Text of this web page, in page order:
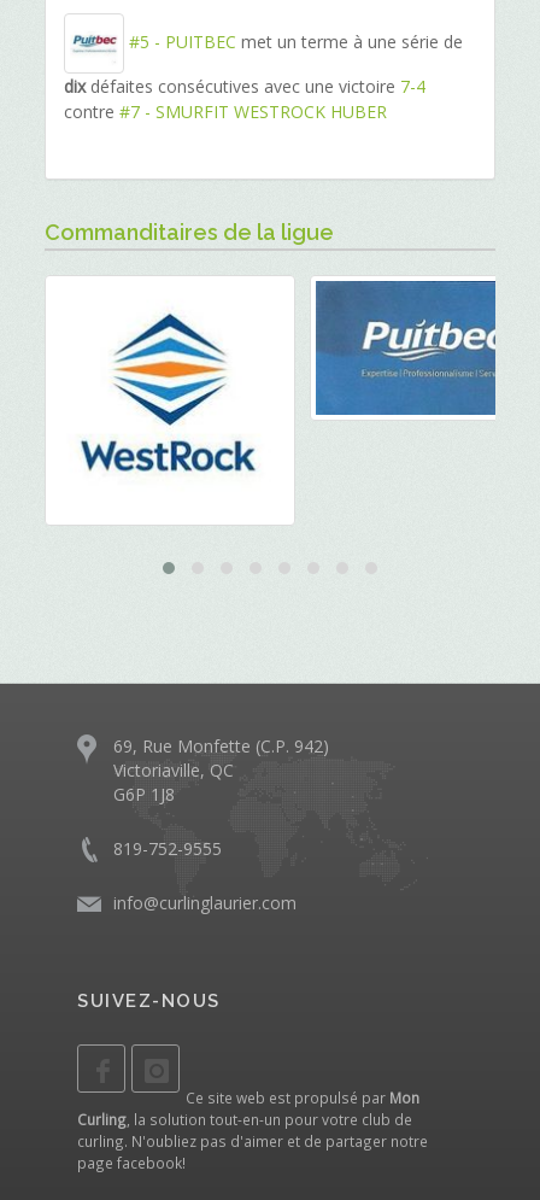
#5 - PUITBEC met un terme à une série de
dixdéfaites consécutives avec une victoire 7-4
contre#7 - SMURFIT WESTROCK HUBER
Commanditaires de la ligue
69, Rue Monfette (C.P. 942)
Victoriaville, QC
G6P 1J8
819-752-9555
info@curlinglaurier.com
SUIVEZ-NOUS
Ce site web est propulsé par Mon
Curling, la solution tout-en-un pour votre club de
curling. N'oubliez pas d'aimer et de partager notre
page facebook!